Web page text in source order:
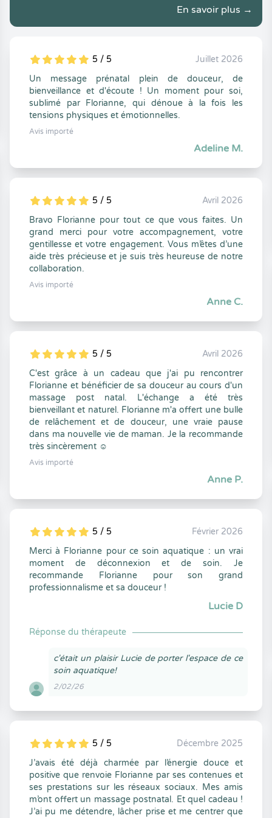
En savoir plus →
5
1
5
0 5 / 5
Juillet 2026
Un message prénatal plein de douceur, de
bienveillance et d'écoute ! Un moment pour soi,
sublimé par Florianne, qui dénoue à la fois les
tensions physiques et émotionnelles.
Avis importé
Adeline M.
5
1
5
0 5 / 5
Avril 2026
Bravo Florianne pour tout ce que vous faites. Un
grand merci pour votre accompagnement, votre
gentillesse et votre engagement. Vous m’êtes d’une
aide très précieuse et je suis très heureuse de notre
collaboration.
Avis importé
Anne C.
5
1
5
0 5 / 5
Avril 2026
C'est grâce à un cadeau que j'ai pu rencontrer
Florianne et bénéficier de sa douceur au cours d'un
massage post natal. L'échange a été très
bienveillant et naturel. Florianne m'a offert une bulle
de relâchement et de douceur, une vraie pause
dans ma nouvelle vie de maman. Je la recommande
très sincèrement ☺️
Avis importé
Anne P.
5
1
5
0 5 / 5
Février 2026
Merci à Florianne pour ce soin aquatique : un vrai
moment de déconnexion et de soin. Je
recommande Florianne pour son grand
professionnalisme et sa douceur !
Lucie D
Réponse du thérapeute
c'était un plaisir Lucie de porter l'espace de ce
soin aquatique!
2/02/26
5
1
5
0 5 / 5
Décembre 2025
J’avais été déjà charmée par l’énergie douce et
positive que renvoie Florianne par ses contenues et
ses prestations sur les réseaux sociaux. Mes amis
m’ont offert un massage postnatal. Et quel cadeau !
J’ai pu me détendre, lâcher prise et me centrer que